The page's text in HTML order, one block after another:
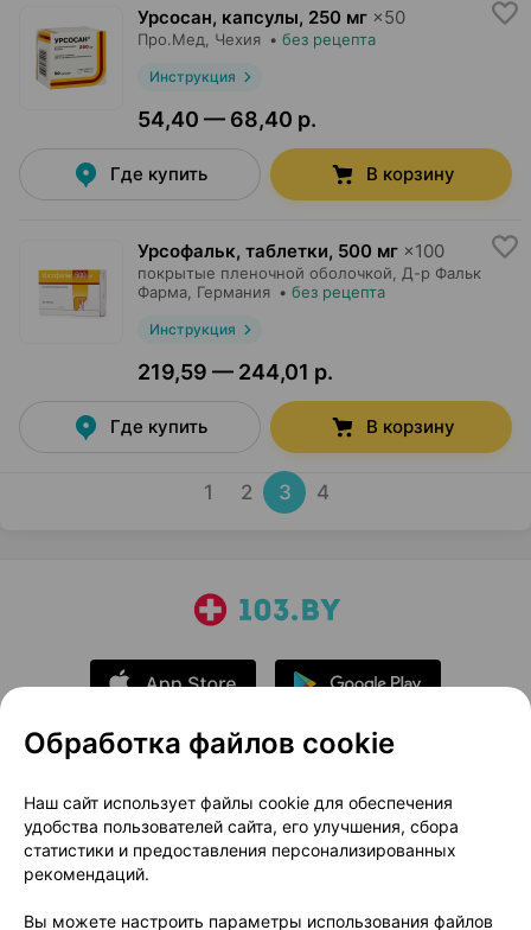
Урсосан, капсулы, 250 мг ×50
Про.Мед , Чехия • без рецепта
Инструкция
54,40 — 68,40 р.
Где купить В корзину
Урсофальк, таблетки, 500 мг ×100
покрытые пленочной оболочкой,
Д-р Фальк
Фарма , Германия • без рецепта
Инструкция
219,59 — 244,01 р.
Где купить В корзину
1 2 3 4
О проекте
Новости проекта
Размещение рекламы
Медицинский маркетинг
Публичный договор
Доставка
Обработка файлов cookie
Наш сайт использует файлы cookie для обеспечения
удобства пользователей сайта, его улучшения, сбора
статистики и предоставления персонализированных
рекомендаций.
Вы можете настроить параметры использования файлов